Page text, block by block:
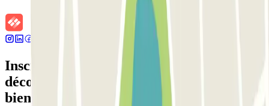
Inscrivez-vous à notre newsletter et
découvrez des réductions, des concours et
bien d'autres surprises.